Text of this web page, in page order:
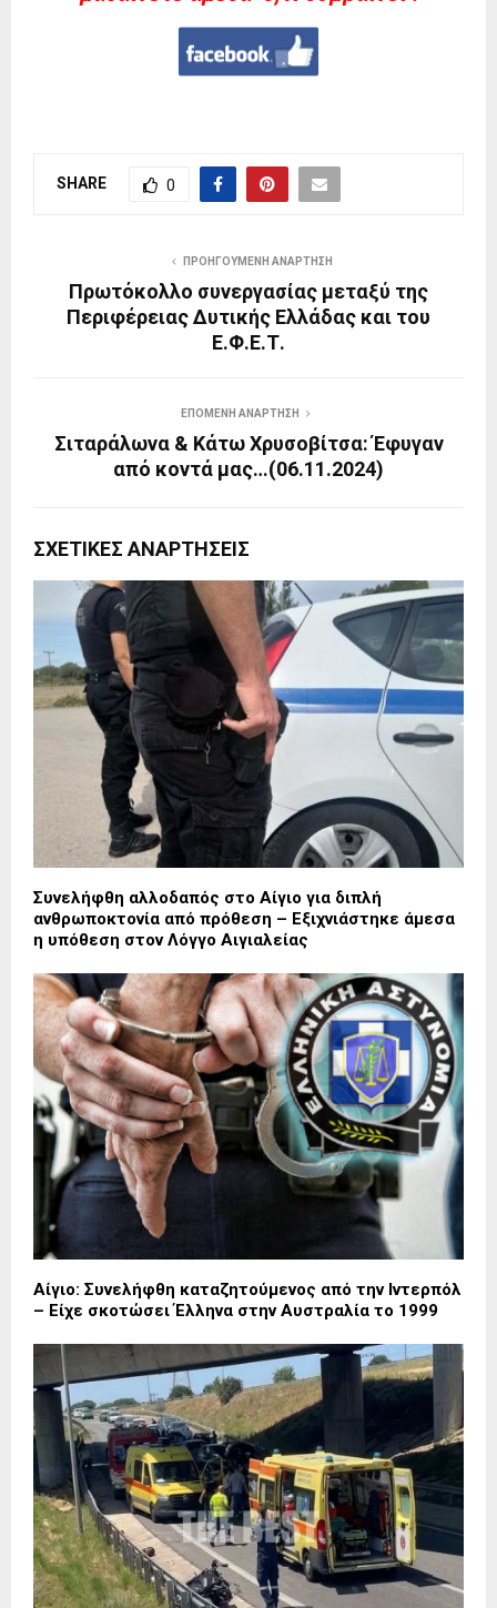
SHARE 0
ΠΡΟΗΓΟΎΜΕΝΗ ΑΝΆΡΤΗΣΗ
Πρωτόκολλο συνεργασίας μεταξύ της
Περιφέρειας Δυτικής Ελλάδας και του
Ε.Φ.Ε.Τ.
ΕΠΌΜΕΝΗ ΑΝΆΡΤΗΣΗ
Σιταράλωνα & Κάτω Χρυσοβίτσα: Έφυγαν
από κοντά μας…(06.11.2024)
ΣΧΕΤΙΚΈΣ ΑΝΑΡΤΉΣΕΙΣ
Συνελήφθη αλλοδαπός στο Αίγιο για διπλή
ανθρωποκτονία από πρόθεση – Εξιχνιάστηκε άμεσα
η υπόθεση στον Λόγγο Αιγιαλείας
Αίγιο: Συνελήφθη καταζητούμενος από την Ιντερπόλ
– Είχε σκοτώσει Έλληνα στην Αυστραλία το 1999